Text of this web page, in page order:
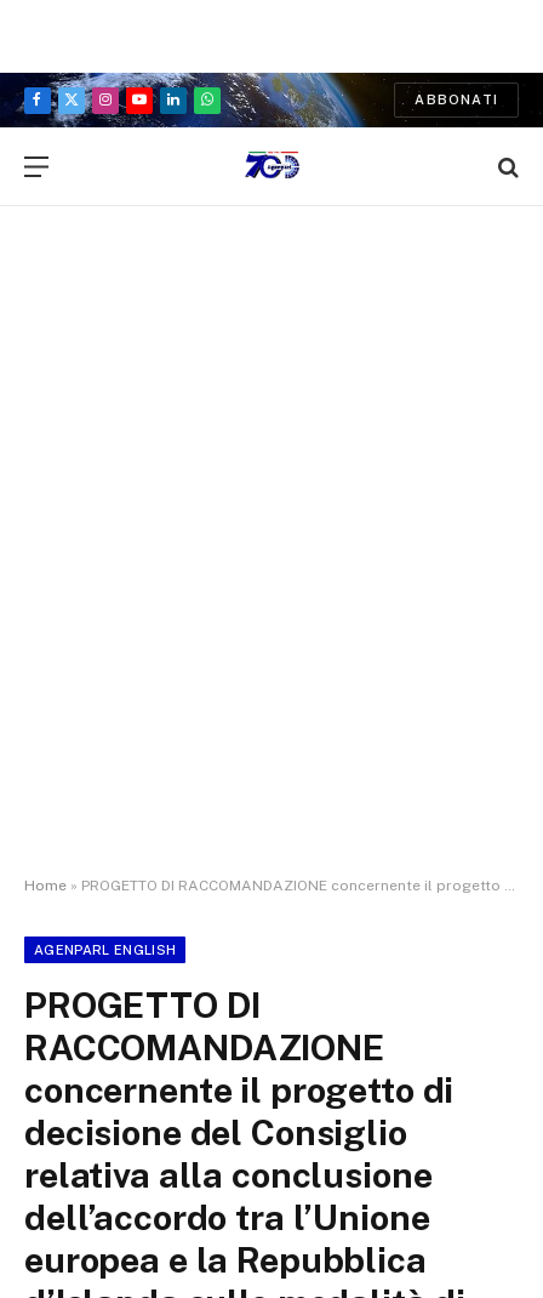
Facebook
X
Instagram
YouTubeLinkedInWhatsApp
ABBONATI
Home » PROGETTO DI RACCOMANDAZIONE concernente il progetto di decisione del Consiglio relativa alla conclusione dell’accordo tra l’Unione europea e la Repubblica d’Islanda sulle modalità di partecipazione di quest’ultima all’Ufficio europeo di sostegno per l’asilo – PE745.509v01-00
AGENPARL ENGLISH
PROGETTO DI
RACCOMANDAZIONE
concernente il progetto di
decisione del Consiglio
relativa alla conclusione
dell’accordo tra l’Unione
europea e la Repubblica